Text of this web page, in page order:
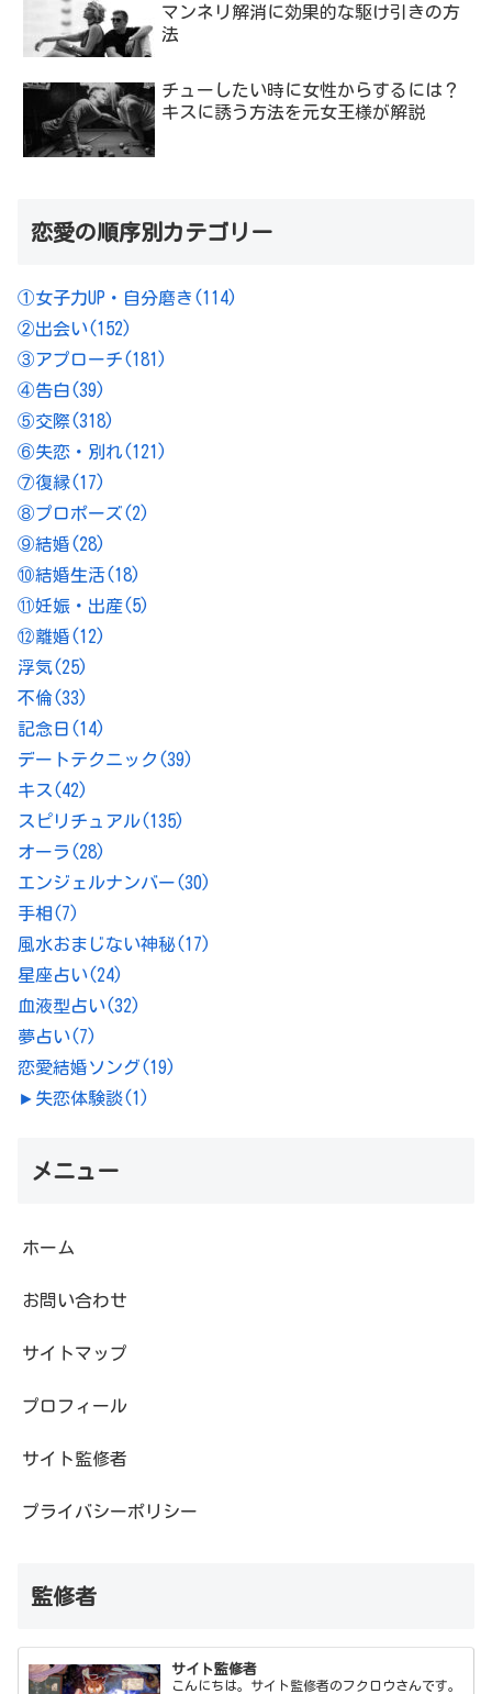
マンネリ解消に効果的な駆け引きの方
法
チューしたい時に女性からするには？
キスに誘う方法を元女王様が解説
恋愛の順序別カテゴリー
①女子力UP・自分磨き (114)
②出会い(152)
③アプローチ(181)
④告白(39)
⑤交際(318)
⑥失恋・別れ(121)
⑦復縁(17)
⑧プロポーズ(2)
⑨結婚(28)
⑩結婚生活(18)
⑪妊娠・出産(5)
⑫離婚(12)
浮気(25)
不倫(33)
記念日 (14)
デートテクニック (39)
キス (42)
スピリチュアル(135)
オーラ (28)
エンジェルナンバー(30)
手相 (7)
風水おまじない神秘(17)
星座占い(24)
血液型占い(32)
夢占い(7)
恋愛結婚ソング(19)
► 失恋体験談(1)
メニュー
ホーム
お問い合わせ
サイトマップ
プロフィール
サイト監修者
プライバシーポリシー
監修者
サイト監修者
こんにちは。サイト監修者のフクロウさんです。